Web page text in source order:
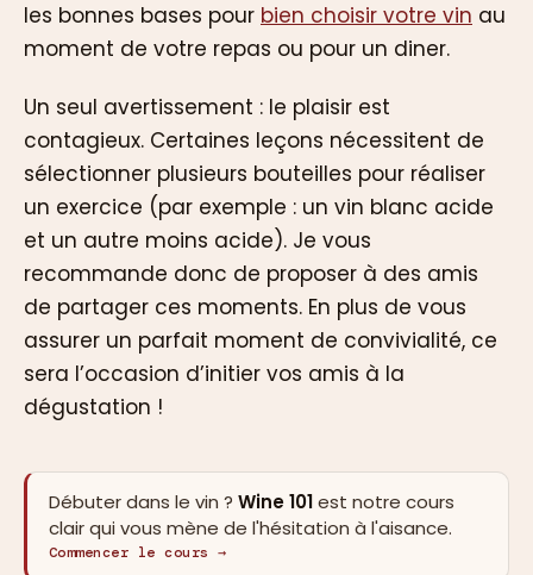
les bonnes bases pour bien choisir votre vin au
moment de votre repas ou pour un diner.
Un seul avertissement : le plaisir est
contagieux. Certaines leçons nécessitent de
sélectionner plusieurs bouteilles pour réaliser
un exercice (par exemple : un vin blanc acide
et un autre moins acide). Je vous
recommande donc de proposer à des amis
de partager ces moments. En plus de vous
assurer un parfait moment de convivialité, ce
sera l’occasion d’initier vos amis à la
dégustation !
Débuter dans le vin ? Wine 101est notre cours
clair qui vous mène de l'hésitation à l'aisance.
Commencer le cours →